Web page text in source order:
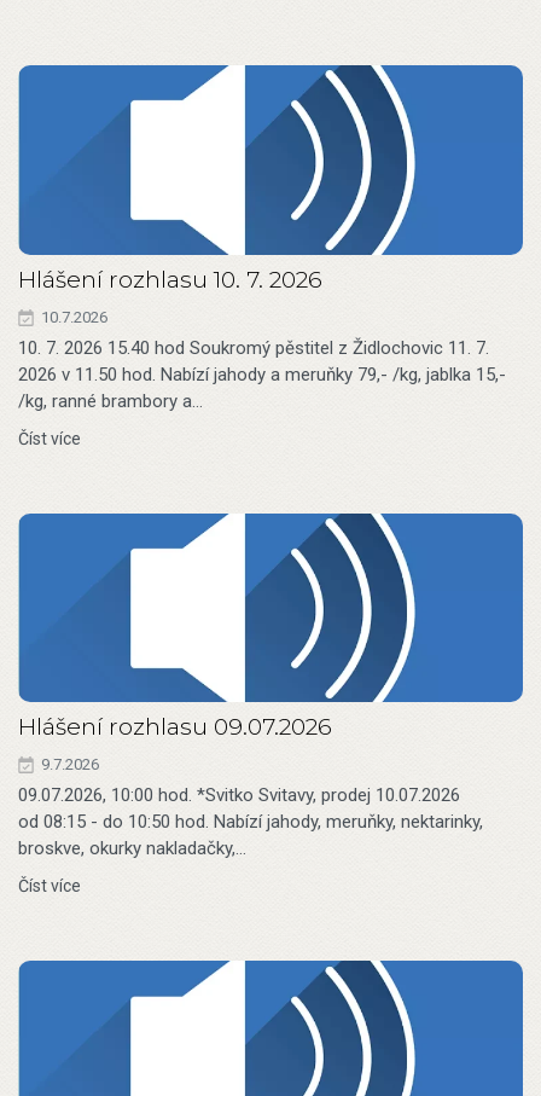
Hlášení rozhlasu 10. 7. 2026
10.7.2026
10. 7. 2026 15.40 hod Soukromý pěstitel z Židlochovic 11. 7.
2026 v 11.50 hod. Nabízí jahody a meruňky 79,- /kg, jablka 15,-
/kg, ranné brambory a…
Číst více
Hlášení rozhlasu 09.07.2026
9.7.2026
09.07.2026, 10:00 hod. *Svitko Svitavy, prodej 10.07.2026
od 08:15 - do 10:50 hod. Nabízí jahody, meruňky, nektarinky,
broskve, okurky nakladačky,…
Číst více